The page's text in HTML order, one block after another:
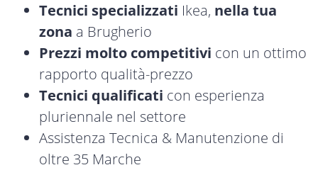
Tecnici specializzati Ikea, nella tua
zona a Brugherio
Prezzi molto competitivi con un ottimo
rapporto qualità-prezzo
Tecnici qualificati con esperienza
pluriennale nel settore
Assistenza Tecnica & Manutenzione di
oltre 35 Marche